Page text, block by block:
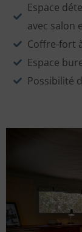
Espace
avec salon
Coffre-fort
Espace
Possibilité